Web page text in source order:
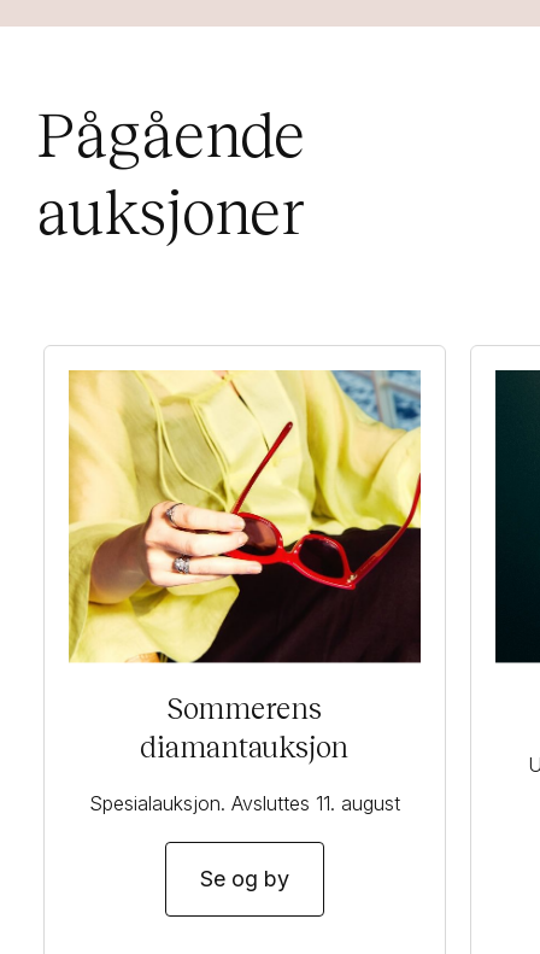
Pågående
auksjoner
Sommerens
diamantauksjon
Spesialauksjon. Avsluttes 11. august
Se og by